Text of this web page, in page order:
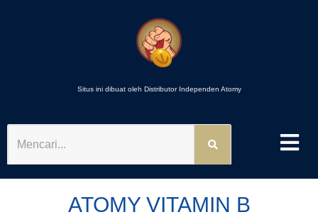
Situs ini dibuat oleh Distributor Independen Atomy
MENCARI
ATOMY VITAMIN B